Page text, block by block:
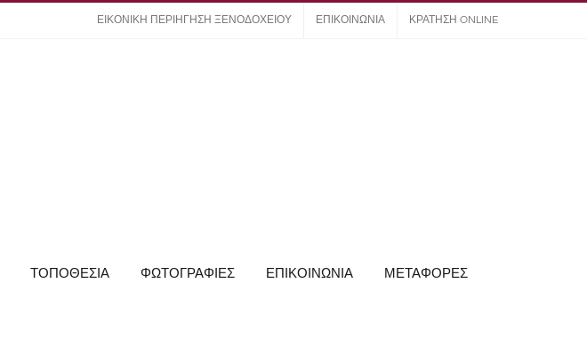
ΕΙΚΟΝΙΚΗ ΠΕΡΙΗΓΗΣΗ ΞΕΝΟΔΟΧΕΙΟΥ ΕΠΙΚΟΙΝΩΝΙΑ ΚΡΑΤΗΣΗ ONLINE
ΤΟΠΟΘΕΣΙΑ ΦΩΤΟΓΡΑΦΙΕΣ ΕΠΙΚΟΙΝΩΝΙΑ ΜΕΤΑΦΟΡΕΣ